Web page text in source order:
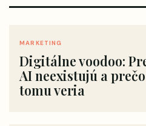
MARKETING
Digitálne voodoo:
AI neexistujú a
tomu veria